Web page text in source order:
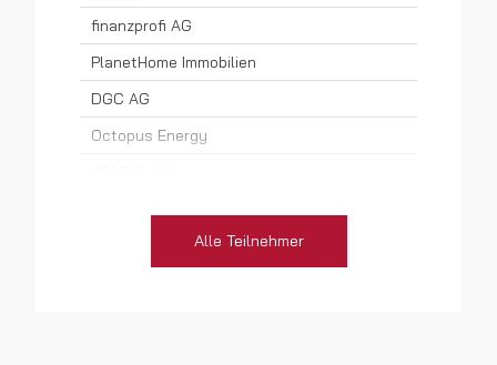
Gebäudedienstleistungen
Gebäudemanagement
Gesundheitswesen
IT-Dienstleistungen
finanzprofi AG
PlanetHome Immobilien
DGC AG
Octopus Energy
SEW-EURODRIVE GmbH & Co. KG
Alle Teilnehmer